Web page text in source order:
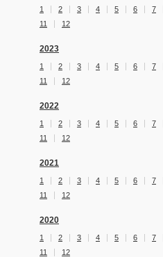
1 2 3 4 5 6 7
11
12
2023
1 2 3 4 5 6 7
11
12
2022
1 2 3 4 5 6 7
11
12
2021
1 2 3 4 5 6 7
11
12
2020
1 2 3 4 5 6 7
11
12